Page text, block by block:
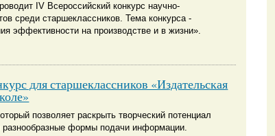
IV Всероссийский конкурс научно-
среди старшеклассников. Тема конкурса -
эффективности на производстве и в жизни».
для старшеклассников «Издательская
позволяет раскрыть творческий потенциал
формы подачи информации.